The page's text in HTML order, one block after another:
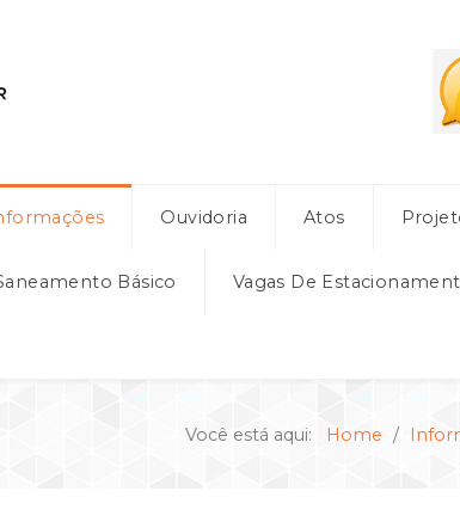
Ouvidoria Atos
Básico Vagas De
Você está aqui: Home